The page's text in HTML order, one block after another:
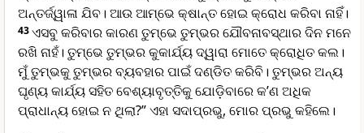
ଅନ୍ତର୍ଜ୍ୱାଳା ଯିବ। ଆଉ ଆମ୍ଭେ କ୍ଷାନ୍ତ ହୋଇ କ୍ରୋଧ କରିବା ନାହିଁ।
43ଏସବୁ କରିବାର କାରଣ ତୁମ୍ଭେ ତୁମ୍ଭର ଯୌବନାବସ୍ଥାର ଦିନ ମନେ
ରଖି ନାହଁ। ତୁମ୍ଭେ ତୁମ୍ଭର କୁକାର୍ଯ୍ୟ ଦ୍ୱାରା ମୋତେ କ୍ରୋଧିତ କଲ।
ମୁଁ ତୁମ୍ଭକୁ ତୁମ୍ଭର ବ୍ୟବହାର ପାଇଁ ଦଣ୍ଡିତ କରିବି। ତୁମ୍ଭର ଅନ୍ୟ
ଘୃଣ୍ୟ କାର୍ଯ୍ୟ ସହିତ ବେଶ୍ୟାବୃତ୍ତିକୁ ଯୋଡ଼ିବାରେ କ’ଣ ଅଧିକ
ପ୍ରାଧାନ୍ୟ ହୋଇ ନ ଥିଲା?” ଏହା ସଦାପ୍ରଭୁ, ମୋର ପ୍ରଭୁ କହିଲେ।